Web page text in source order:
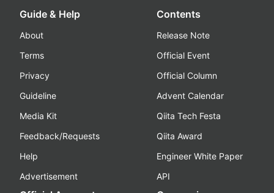
Guide & Help
About
Terms
Privacy
Guideline
Media Kit
Feedback/Requests
Help
Advertisement
Contents
Release Note
Official Event
Official Column
Advent Calendar
Qiita Tech Festa
Qiita Award
Engineer White Paper
API